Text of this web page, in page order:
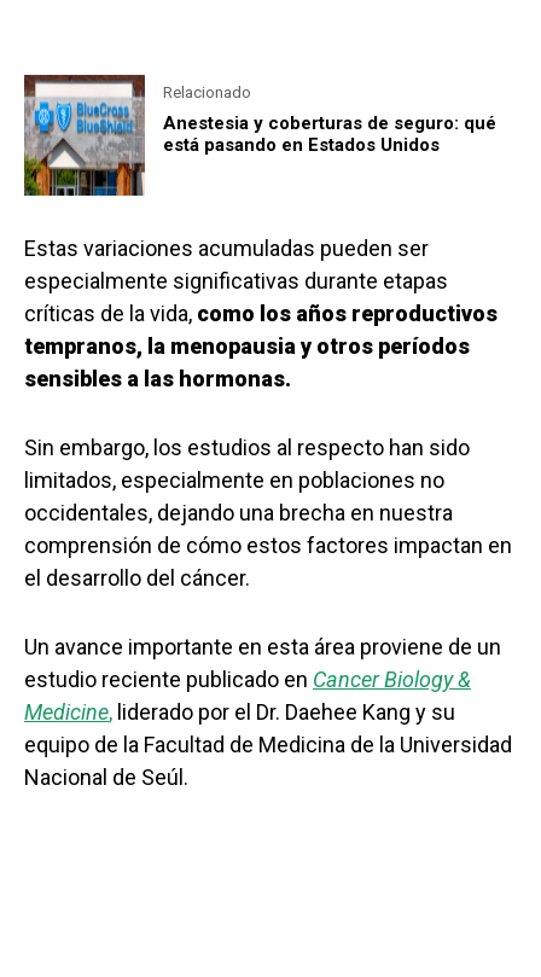
Relacionado
Anestesia y coberturas de seguro: qué
está pasando en Estados Unidos
Estas variaciones acumuladas pueden ser
especialmente significativas durante etapas
críticas de la vida, como los años reproductivos
tempranos, la menopausia y otros períodos
sensibles a las hormonas.
Sin embargo, los estudios al respecto han sido
limitados, especialmente en poblaciones no
occidentales, dejando una brecha en nuestra
comprensión de cómo estos factores impactan en
el desarrollo del cáncer.
Un avance importante en esta área proviene de un
estudio reciente publicado en Cancer Biology &
Medicine, liderado por el Dr. Daehee Kang y su
equipo de la Facultad de Medicina de la Universidad
Nacional de Seúl.